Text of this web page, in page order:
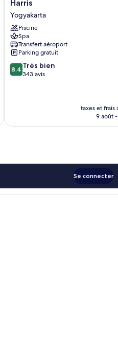
by
Harris
Yogyakarta
Harris
Yogyakarta
Piscine
Spa
Transfert aéroport
Parking gratuit
8.4
sur
8,4 Très bien
343 avis
taxes et frais
9 août
Se connecter